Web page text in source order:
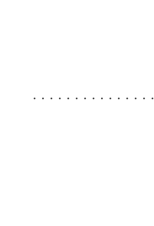
・・・・・・・・・・・・・・・